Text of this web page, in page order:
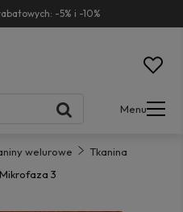
-5% i -10%
Menu
welurowe
Tkanina
3